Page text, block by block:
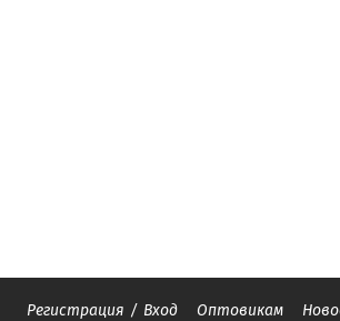
Регистрация / Вход Оптовикам